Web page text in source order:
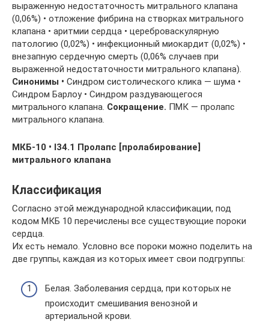
выраженную недостаточность митрального клапана
(0,06%) • отложение фибрина на створках митрального
клапана • аритмии сердца • цереброваскулярную
патологию (0,02%) • инфекционный миокардит (0,02%) •
внезапную сердечную смерть (0,06% случаев при
выраженной недостаточности митрального клапана).
Синонимы • Синдром систолического клика — шума •
Синдром Барлоу • Синдром раздувающегося
митрального клапана. Сокращение. ПМК — пролапс
митрального клапана.
МКБ-10 • I34.1 Пролапс [пролабирование]
митрального клапана
Классификация
Согласно этой международной классификации, под
кодом МКБ 10 перечислены все существующие пороки
сердца.
Их есть немало. Условно все пороки можно поделить на
две группы, каждая из которых имеет свои подгруппы:
Белая. Заболевания сердца, при которых не
происходит смешивания венозной и
артериальной крови.